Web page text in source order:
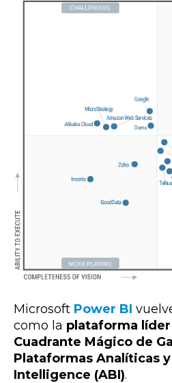
Microsoft Power BI
como la plataforma
Cuadrante Mágico de
Plataformas Analíticas
Intelligence (ABI).